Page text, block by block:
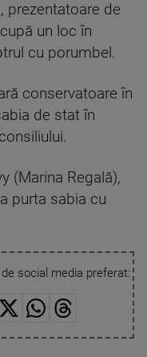
prezentatoare de
un loc în
cu porumbel.
conservatoare în
de stat în
(Marina Regală),
purta sabia cu
social media preferat: